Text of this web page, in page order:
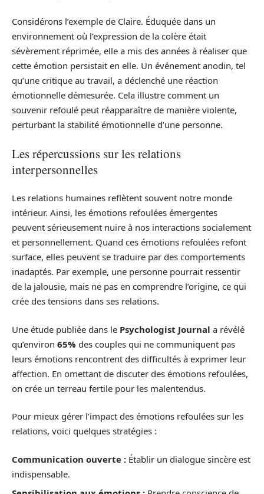
Considérons l’exemple de Claire. Éduquée dans un
environnement où l’expression de la colère était
sévèrement réprimée, elle a mis des années à réaliser que
cette émotion persistait en elle. Un événement anodin, tel
qu’une critique au travail, a déclenché une réaction
émotionnelle démesurée. Cela illustre comment un
souvenir refoulé peut réapparaître de manière violente,
perturbant la stabilité émotionnelle d’une personne.
Les répercussions sur les relations
interpersonnelles
Les relations humaines reflètent souvent notre monde
intérieur. Ainsi, les émotions refoulées émergentes
peuvent sérieusement nuire à nos interactions socialement
et personnellement. Quand ces émotions refoulées refont
surface, elles peuvent se traduire par des comportements
inadaptés. Par exemple, une personne pourrait ressentir
de la jalousie, mais ne pas en comprendre l’origine, ce qui
crée des tensions dans ses relations.
Une étude publiée dans le Psychologist Journal a révélé
qu’environ 65% des couples qui ne communiquent pas
leurs émotions rencontrent des difficultés à exprimer leur
affection. En omettant de discuter des émotions refoulées,
on crée un terreau fertile pour les malentendus.
Pour mieux gérer l’impact des émotions refoulées sur les
relations, voici quelques stratégies :
Communication ouverte : Établir un dialogue sincère est
indispensable.